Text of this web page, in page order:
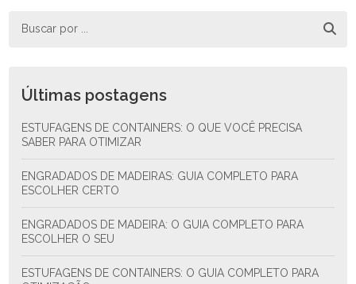
Últimas postagens
ESTUFAGENS DE CONTAINERS: O QUE VOCÊ PRECISA
SABER PARA OTIMIZAR
ENGRADADOS DE MADEIRAS: GUIA COMPLETO PARA
ESCOLHER CERTO
ENGRADADOS DE MADEIRA: O GUIA COMPLETO PARA
ESCOLHER O SEU
ESTUFAGENS DE CONTAINERS: O GUIA COMPLETO PARA